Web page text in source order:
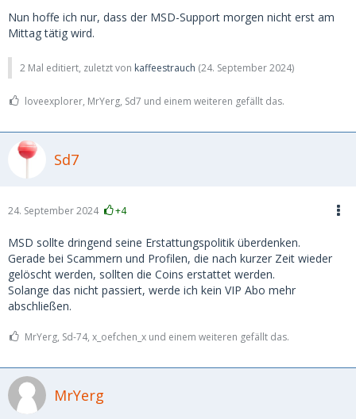
Nun hoffe ich nur, dass der MSD-Support morgen nicht erst am
Mittag tätig wird.
2 Mal editiert, zuletzt von kaffeestrauch (24. September 2024)
loveexplorer, MrYerg, Sd7 und einem weiteren gefällt das.
Sd7
24. September 2024 +4
MSD sollte dringend seine Erstattungspolitik überdenken.
Gerade bei Scammern und Profilen, die nach kurzer Zeit wieder
gelöscht werden, sollten die Coins erstattet werden.
Solange das nicht passiert, werde ich kein VIP Abo mehr
abschließen.
MrYerg, Sd-74, x_oefchen_x und einem weiteren gefällt das.
MrYerg